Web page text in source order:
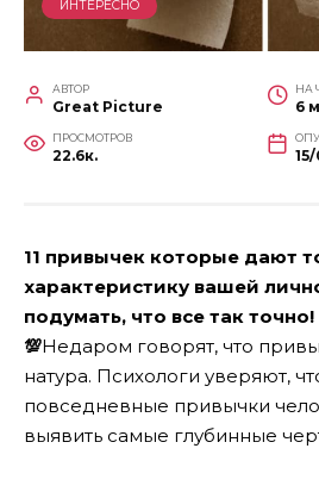
ИНТЕРЕСНО
АВТОР
Great Picture
НА
6
ПРОСМОТРОВ
22.6к.
11 привычек которые дают
характеристику вашей
подумать, что все так
💯Недаром говорят, что
натура. Психологи уверяют,
повседневные привычки
выявить самые глубинные